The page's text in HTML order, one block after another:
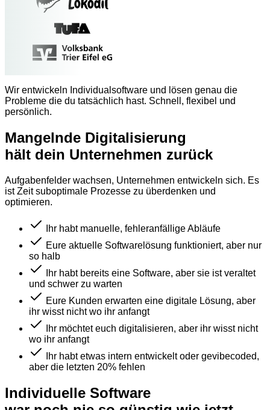
Wir entwickeln Individualsoftware und lösen genau die
Probleme die du tatsächlich hast. Schnell, flexibel und
persönlich.
Mangelnde Digitalisierung
hält dein Unternehmen zurück
Aufgabenfelder wachsen, Unternehmen entwickeln sich. Es
ist Zeit suboptimale Prozesse zu überdenken und
optimieren.
Ihr habt manuelle, fehleranfällige Abläufe
Eure aktuelle Softwarelösung funktioniert, aber nur
so halb
Ihr habt bereits eine Software, aber sie ist veraltet
und schwer zu warten
Eure Kunden erwarten eine digitale Lösung, aber
ihr wisst nicht wo ihr anfangt
Ihr möchtet euch digitalisieren, aber ihr wisst nicht
wo ihr anfangt
Ihr habt etwas intern entwickelt oder gevibecoded,
aber die letzten 20% fehlen
Individuelle Software